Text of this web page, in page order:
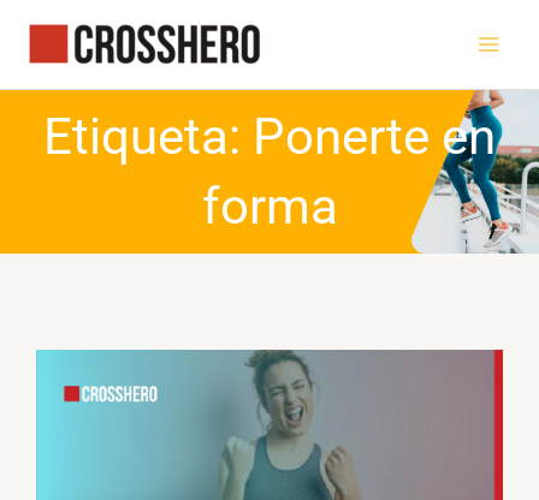
contenido
Etiqueta: Ponerte en
forma